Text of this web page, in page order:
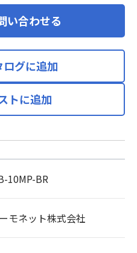
い合わせる
ログに追加
トに追加
10MP-BR
モネット株式会社